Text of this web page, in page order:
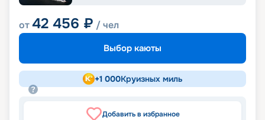
от42 456 ₽ / чел
Выбор каюты
+1 000Круизных миль
Добавить в избранное